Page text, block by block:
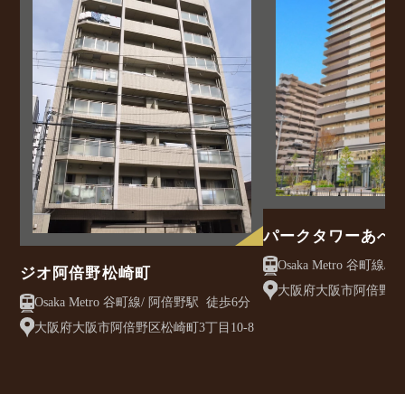
ジオ阿倍野松崎町
Osaka Metro 谷町線/ 阿倍野駅 徒歩6分
大阪府大阪市阿倍野区松崎町3丁目10-8
パークタワーあべ
大阪府大阪市阿倍野